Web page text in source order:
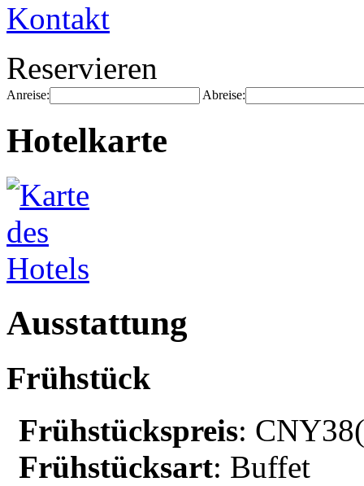
Kontakt
Reservieren
Anreise: Abreise:
Hotelkarte
Ausstattung
Frühstück
Frühstückspreis:
Frühstücksart: Buffet